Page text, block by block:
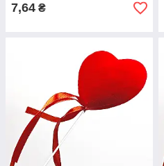
7,64 ₴